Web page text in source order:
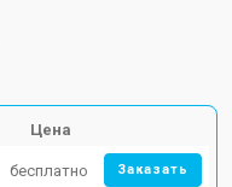
Цена
бесплатно Заказать